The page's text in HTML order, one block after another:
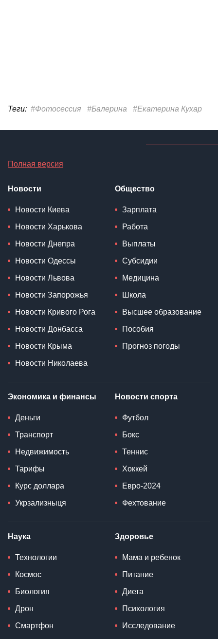
Теги: #Фотосессия #Балерина #Екатерина Кухар
Полная версия
Новости
Новости Киева
Новости Харькова
Новости Днепра
Новости Одессы
Новости Львова
Новости Запорожья
Новости Кривого Рога
Новости Донбасса
Новости Крыма
Новости Николаева
Общество
Зарплата
Работа
Выплаты
Субсидии
Медицина
Школа
Высшее образование
Пособия
Прогноз погоды
Экономика и финансы
Деньги
Транспорт
Недвижимость
Тарифы
Курс доллара
Укрзализныця
Новости спорта
Футбол
Бокс
Теннис
Хоккей
Евро-2024
Фехтование
Наука
Технологии
Космос
Биология
Дрон
Смартфон
Здоровье
Мама и ребенок
Питание
Диета
Психология
Исследование